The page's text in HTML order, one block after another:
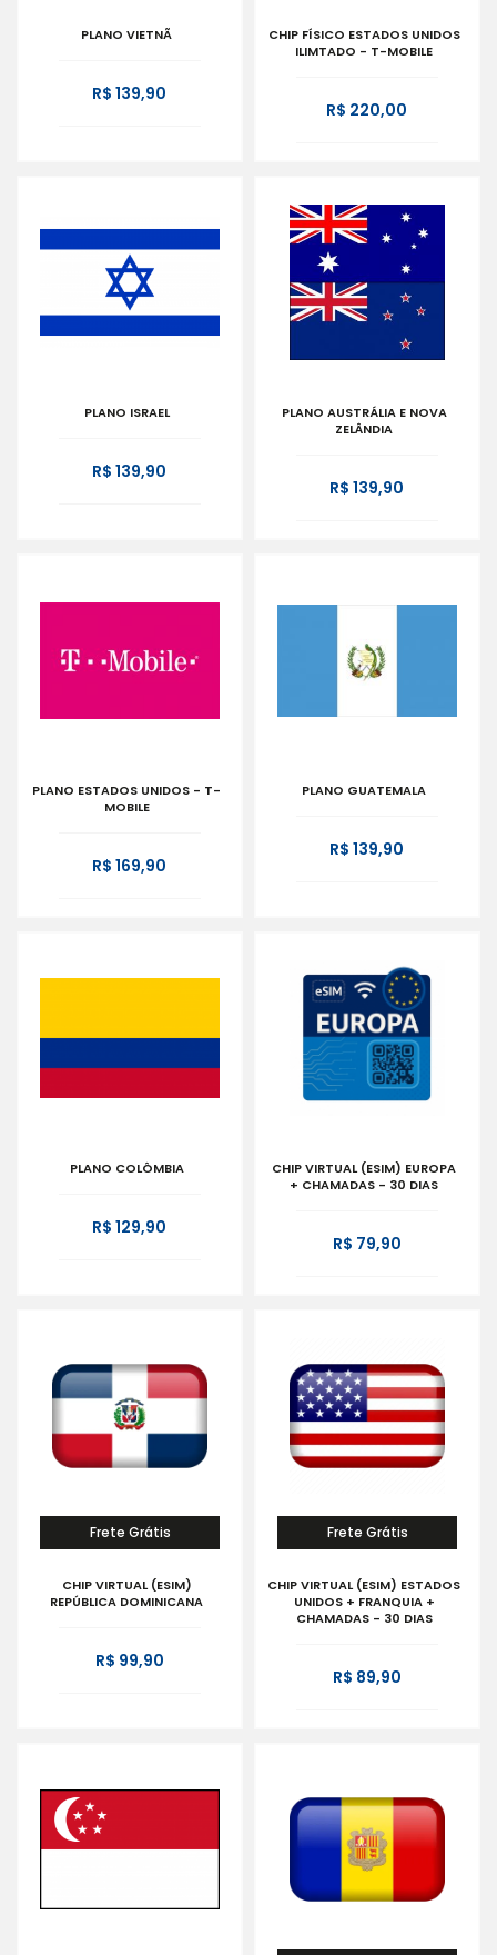
PLANO VIETNÃ
R$ 139,90
CHIP FÍSICO ESTADOS UNIDOS
ILIMTADO - T-MOBILE
R$ 220,00
PLANO ISRAEL
R$ 139,90
PLANO AUSTRÁLIA E NOVA
ZELÂNDIA
R$ 139,90
PLANO ESTADOS UNIDOS - T-
MOBILE
R$ 169,90
PLANO GUATEMALA
R$ 139,90
PLANO COLÔMBIA
R$ 129,90
CHIP VIRTUAL (ESIM) EUROPA
+ CHAMADAS - 30 DIAS
R$ 79,90
Frete Grátis
CHIP VIRTUAL (ESIM)
REPÚBLICA DOMINICANA
R$ 99,90
Frete Grátis
CHIP VIRTUAL (ESIM) ESTADOS
UNIDOS + FRANQUIA +
CHAMADAS - 30 DIAS
R$ 89,90